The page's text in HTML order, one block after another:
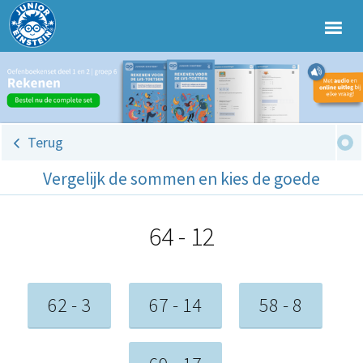
Terug
Vergelijk de sommen en kies de goede
64 - 12
62 - 3 67 - 14 58 - 8